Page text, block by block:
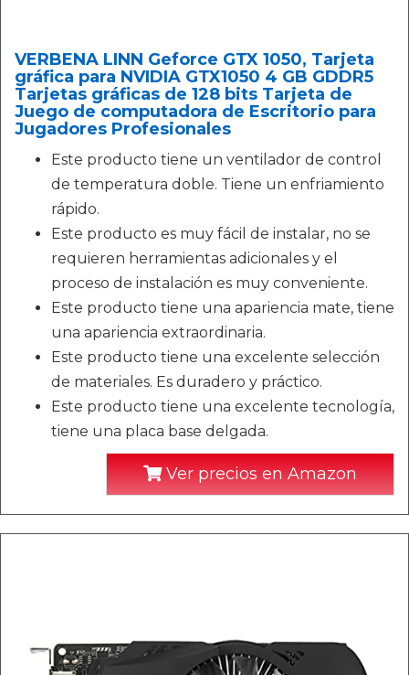
VERBENA LINN Geforce GTX 1050, Tarjeta
gráfica para NVIDIA GTX1050 4 GB GDDR5
Tarjetas gráficas de 128 bits Tarjeta de
Juego de computadora de Escritorio para
Jugadores Profesionales
Este producto tiene un ventilador de control
de temperatura doble. Tiene un enfriamiento
rápido.
Este producto es muy fácil de instalar, no se
requieren herramientas adicionales y el
proceso de instalación es muy conveniente.
Este producto tiene una apariencia mate, tiene
una apariencia extraordinaria.
Este producto tiene una excelente selección
de materiales. Es duradero y práctico.
Este producto tiene una excelente tecnología,
tiene una placa base delgada.
Ver precios en Amazon